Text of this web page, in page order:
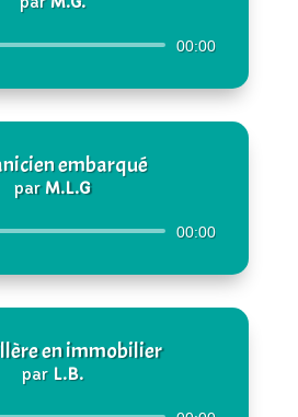
Lecteur
00:00
embarqué
parM.L.G
Lecteur
00:00
en immobilier
par L.B.